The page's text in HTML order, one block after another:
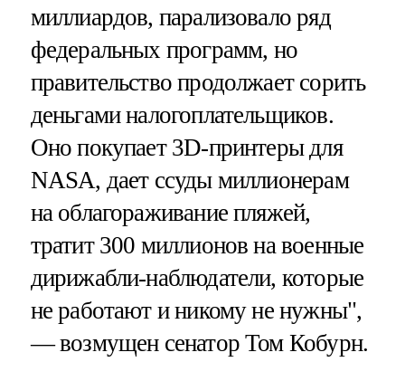
миллиардов, парализовало ряд
федеральных программ, но
правительство продолжает сорить
деньгами налогоплательщиков.
Оно покупает 3D-принтеры для
NASA, дает ссуды миллионерам
на облагораживание пляжей,
тратит 300 миллионов на военные
дирижабли-наблюдатели, которые
не работают и никому не нужны",
— возмущен сенатор Том Кобурн.